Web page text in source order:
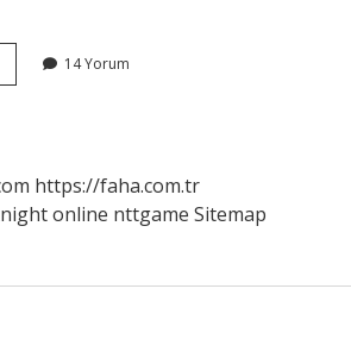
14 Yorum
https://faha.com.tr
online nttgame Sitemap